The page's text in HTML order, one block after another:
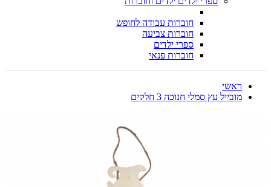
חוברות עבודה לחופש
חוברות צביעה
ספרי ילדים
חוברות פנאי
ראשי
מובייל עץ סמלי חנוכה 3 חלקים